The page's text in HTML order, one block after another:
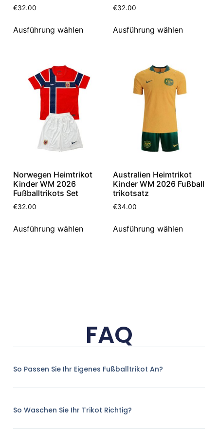
€32.00
Ausführung wählen
€32.00
Ausführung wählen
Norwegen Heimtrikot
Kinder WM 2026
Fußballtrikots Set
€32.00
Ausführung wählen
Australien Heimtrikot
Kinder WM 2026 Fußball
trikotsatz
€34.00
Ausführung wählen
FAQ
So Passen Sie Ihr Eigenes Fußballtrikot An?
So Waschen Sie Ihr Trikot Richtig?